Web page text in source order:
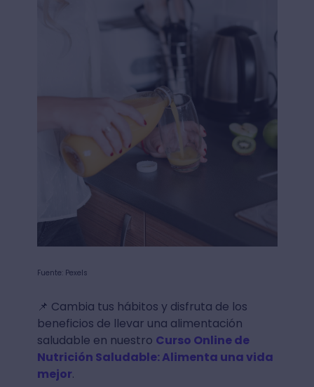
Fuente: Pexels
📌 Cambia tus hábitos y disfruta de los
beneficios de llevar una alimentación
saludable en nuestro Curso Online de
Nutrición Saludable: Alimenta una vida
mejor.